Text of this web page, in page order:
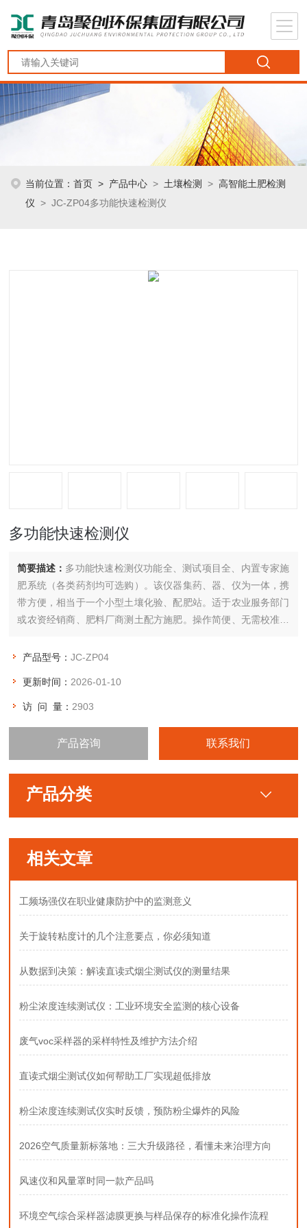
当前位置：首页 > 产品中心 > 土壤检测 >高智能土肥检测
仪 > JC-ZP04多功能快速检测仪
多功能快速检测仪
简要描述： 多功能快速检测仪功能全、测试项目全、内置专家施
肥系统（各类药剂均可选购）。该仪器集药、器、仪为一体，携
带方便，相当于一个小型土壤化验、配肥站。适于农业服务部门
或农资经销商、肥料厂商测土配方施肥。操作简便、无需校准，
产品型号：JC-ZP04
更新时间： 2026-01-10
访 问 量： 2903
产品咨询 联系我们
产品分类
相关文章
工频场强仪在职业健康防护中的监测意义
关于旋转粘度计的几个注意要点，你必须知道
从数据到决策：解读直读式烟尘测试仪的测量结果
粉尘浓度连续测试仪：工业环境安全监测的核心设备
废气voc采样器的采样特性及维护方法介绍
直读式烟尘测试仪如何帮助工厂实现超低排放
粉尘浓度连续测试仪实时反馈，预防粉尘爆炸的风险
2026空气质量新标落地：三大升级路径，看懂未来治理方向
风速仪和风量罩时同一款产品吗
环境空气综合采样器滤膜更换与样品保存的标准化操作流程